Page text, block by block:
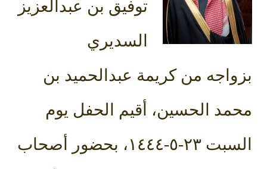
توفيق بن عبدالعزيز
السديري
بزواجه من كريمة عبدالحميد بن
محمد الحسين، أقيم الحفل يوم
السبت ٢٣-٥-١٤٤٤، بحضور أصحاب